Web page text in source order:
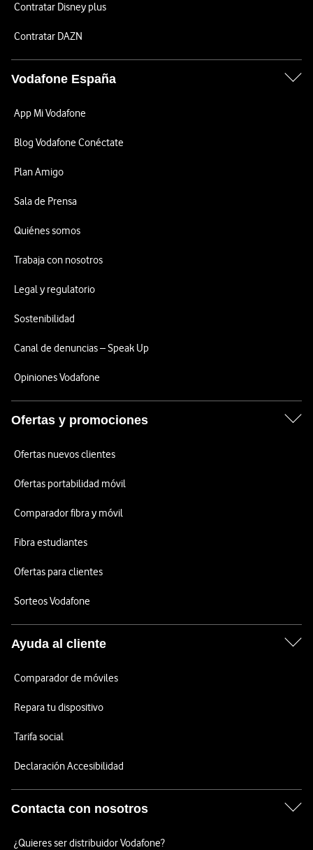
Contratar Disney plus
Contratar DAZN
Vodafone España
App Mi Vodafone
Blog Vodafone Conéctate
Plan Amigo
Sala de Prensa
Quiénes somos
Trabaja con nosotros
Legal y regulatorio
Sostenibilidad
Canal de denuncias – Speak Up
Opiniones Vodafone
Ofertas y promociones
Ofertas nuevos clientes
Ofertas portabilidad móvil
Comparador fibra y móvil
Fibra estudiantes
Ofertas para clientes
Sorteos Vodafone
Ayuda al cliente
Comparador de móviles
Repara tu dispositivo
Tarifa social
Declaración Accesibilidad
Contacta con nosotros
¿Quieres ser distribuidor Vodafone?